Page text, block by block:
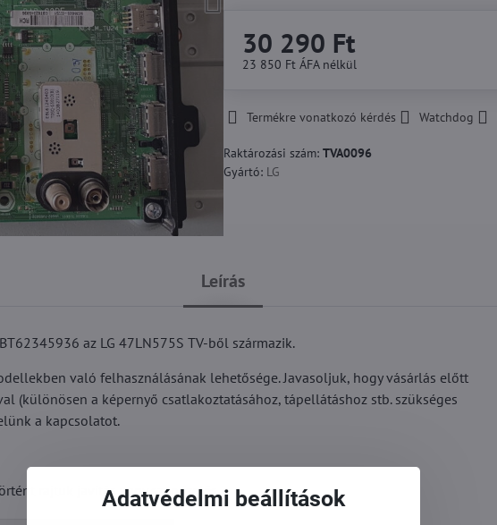
30 290 Ft
23 850 Ft ÁFA nélkül
Termékre vonatkozó kérdés Watchdog
Raktározási szám: TVA0096
Gyártó: LG
Leírás
az LG 47LN575S TV-ből származik.
való felhasználásának lehetősége. Javasoljuk, hogy vásárlás előtt
(különösen a képernyő csatlakoztatásához, tápellátáshoz stb. szükséges
a kapcsolatot.
rajtuk javítás vagy szervizelés.
Adatvédelmi beállítások